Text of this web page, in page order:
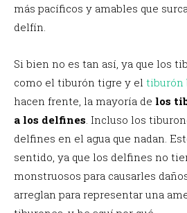
más pacíficos y amables que
delfín.
Si bien no es tan así, ya que los
como el tiburón tigre y el tiburón
hacen frente, la mayoría de los
a los delfines . Incluso los
delfines en el agua que nadan.
sentido, ya que los delfines no
monstruosos para causarles
arreglan para representar una